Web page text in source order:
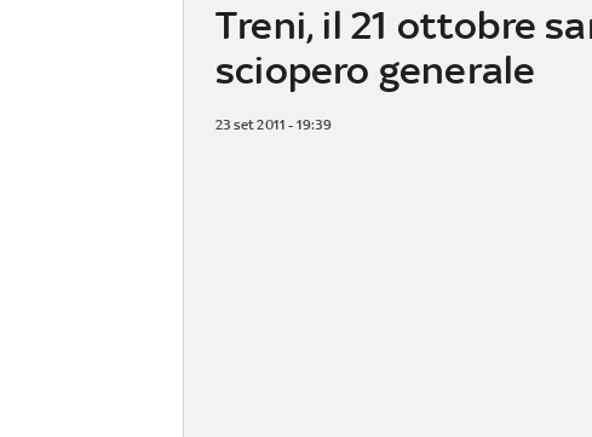
Treni, il 21 ottobre
sciopero generale
23 set 2011 - 19:39